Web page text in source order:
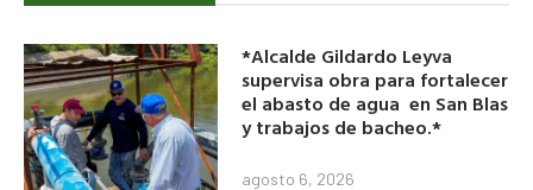
*Alcalde Gildardo Leyva
supervisa obra para fortalecer
el abasto de agua en San Blas
y trabajos de bacheo.*
agosto 6, 2026